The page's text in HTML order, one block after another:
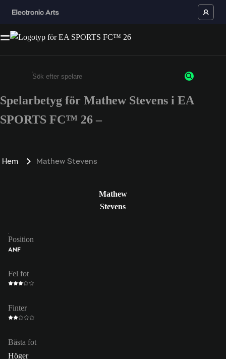
Ange minst 3 tecken eller siffror
Spelarbetyg för Mathew Stevens i EA
SPORTS FC™ 26 –
Hem Mathew Stevens
Mathew
Stevens
Position
ANF
Fel fot
Finter
Bästa fot
Höger